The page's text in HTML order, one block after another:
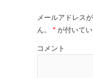
メールアドレス
ん。
* が付いて
コメント